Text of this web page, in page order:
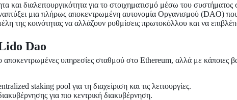
και διαλειτουργικότητα για το στοιχηματισμό μέσω του συστήματος
μια πλήρως αποκεντρωμένη αυτονομία Οργανισμού (DAO)
της κοινότητας να αλλάζουν ρυθμίσεις πρωτοκόλλου και να
Dao
υπηρεσίες σταθμού στο Ethereum, αλλά με κάποιες
staking pool για τη διαχείριση και τις λειτουργίες.
για πιο κεντρική διακυβέρνηση.